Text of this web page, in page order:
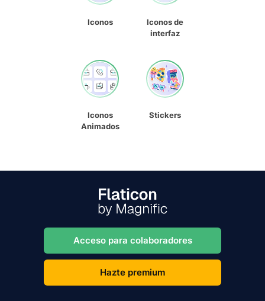
Iconos
Iconos de
interfaz
Iconos
Animados
Stickers
Acceso para colaboradores
Hazte premium